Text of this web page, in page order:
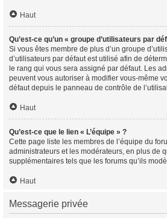
Haut
Qu’est-ce qu’un « groupe d’utilisateurs par
Si vous êtes membre de plus d’un groupe
d’utilisateurs par défaut est utilisé afin de
le rang qui vous sera assigné par défaut. Les
peuvent vous autoriser à modifier vous-même
défaut depuis le panneau de contrôle de
Haut
Qu’est-ce que le lien « L’équipe » ?
Cette page liste les membres de l’équipe du
administrateurs et les modérateurs, en plus de
supplémentaires tels que les forums qu’ils
Haut
Messagerie privée